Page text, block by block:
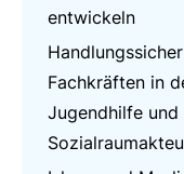
entwickeln
Fachkräften in
Jugendhilfe